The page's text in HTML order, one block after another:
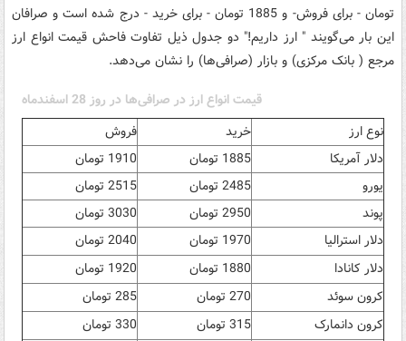
تومان - برای فروش- و 1885 تومان - برای خرید - درج شده است و صرافان
این بار می‌گویند " ارز داریم!" دو جدول ذیل تفاوت فاحش قیمت انواع ارز
مرجع ( بانک مرکزی) و بازار (صرافی‌ها) را نشان می‌دهد.
قیمت انواع ارز در صرافی‌ها در روز 28 اسفندماه
نوع ارز
خرید
فروش
دلار آمریکا
1885 تومان
1910 تومان
یورو
2485 تومان
2515 تومان
پوند
2950 تومان
3030 تومان
دلار استرالیا
1970 تومان
2040 تومان
دلار کانادا
1880 تومان
1920 تومان
کرون سوئد
270 تومان
285 تومان
کرون دانمارک
315 تومان
330 تومان